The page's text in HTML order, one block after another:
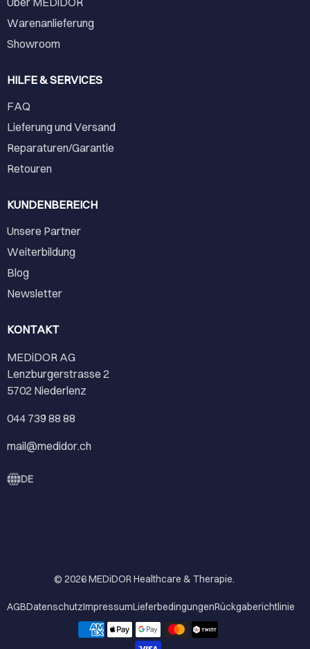
Warenanlieferung
Showroom
HILFE & SERVICES
FAQ
Lieferung und Versand
Reparaturen/Garantie
Retouren
KUNDENBEREICH
Unsere Partner
Weiterbildung
Blog
Newsletter
KONTAKT
MEDiDOR AG
Lenzburgerstrasse 2
5702 Niederlenz
044 739 88 88
mail@medidor.ch
DE
© 2026MEDiDOR Healthcare & Therapie.
AGBDatenschutzImpressumLieferbedingungenRückgaberichtlinie